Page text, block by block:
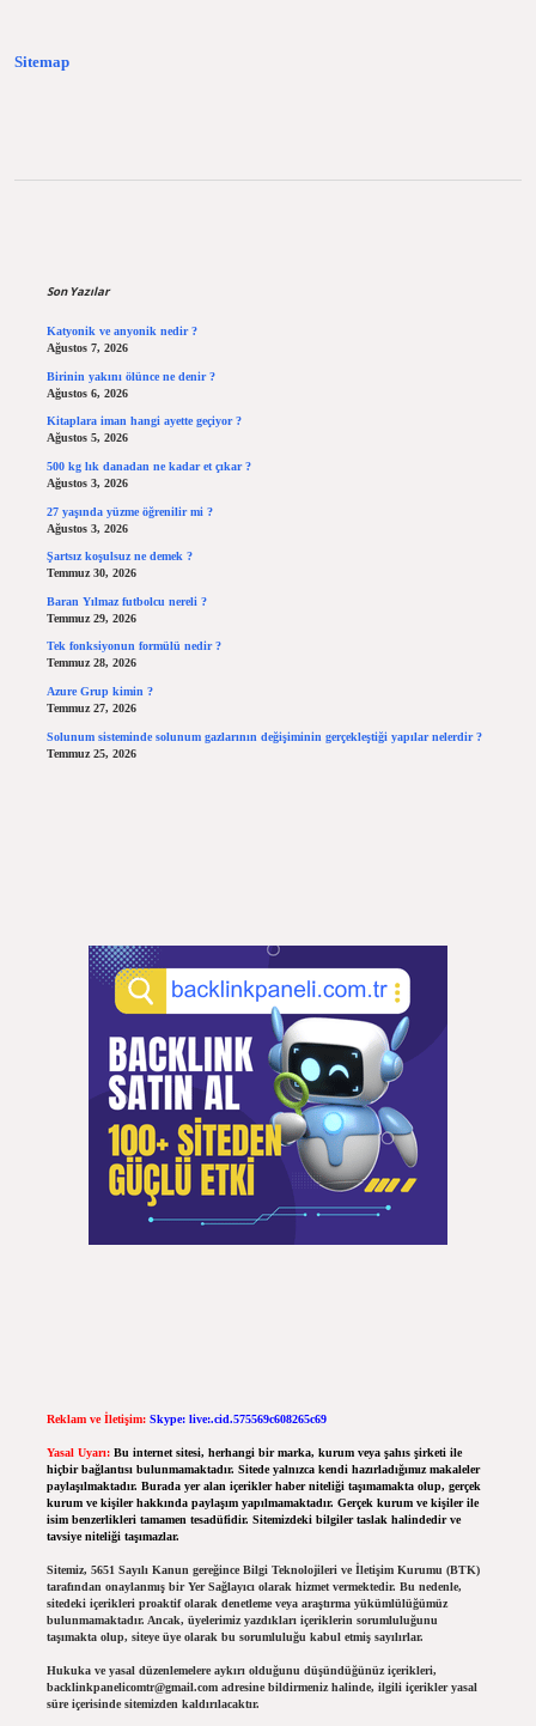
Sitemap
Son Yazılar
Katyonik ve anyonik nedir ?
Ağustos 7, 2026
Birinin yakını ölünce ne denir ?
Ağustos 6, 2026
Kitaplara iman hangi ayette geçiyor ?
Ağustos 5, 2026
500 kg lık danadan ne kadar et çıkar ?
Ağustos 3, 2026
27 yaşında yüzme öğrenilir mi ?
Ağustos 3, 2026
Şartsız koşulsuz ne demek ?
Temmuz 30, 2026
Baran Yılmaz futbolcu nereli ?
Temmuz 29, 2026
Tek fonksiyonun formülü nedir ?
Temmuz 28, 2026
Azure Grup kimin ?
Temmuz 27, 2026
Solunum sisteminde solunum gazlarının değişiminin gerçekleştiği yapılar nelerdir ?
Temmuz 25, 2026
Reklam ve İletişim: Skype: live:.cid.575569c608265c69
Yasal Uyarı: Bu internet sitesi, herhangi bir marka, kurum veya şahıs şirketi ile
hiçbir bağlantısı bulunmamaktadır. Sitede yalnızca kendi hazırladığımız makaleler
paylaşılmaktadır. Burada yer alan içerikler haber niteliği taşımamakta olup, gerçek
kurum ve kişiler hakkında paylaşım yapılmamaktadır. Gerçek kurum ve kişiler ile
isim benzerlikleri tamamen tesadüfidir. Sitemizdeki bilgiler taslak halindedir ve
tavsiye niteliği taşımazlar.
Sitemiz, 5651 Sayılı Kanun gereğince Bilgi Teknolojileri ve İletişim Kurumu (BTK)
tarafından onaylanmış bir Yer Sağlayıcı olarak hizmet vermektedir. Bu nedenle,
sitedeki içerikleri proaktif olarak denetleme veya araştırma yükümlülüğümüz
bulunmamaktadır. Ancak, üyelerimiz yazdıkları içeriklerin sorumluluğunu
taşımakta olup, siteye üye olarak bu sorumluluğu kabul etmiş sayılırlar.
Hukuka ve yasal düzenlemelere aykırı olduğunu düşündüğünüz içerikleri,
backlinkpanelicomtr@gmail.comadresine bildirmeniz halinde, ilgili içerikler yasal
süre içerisinde sitemizden kaldırılacaktır.